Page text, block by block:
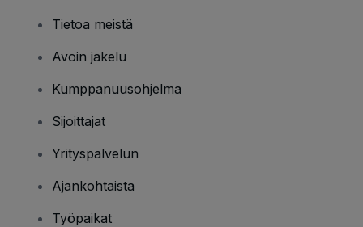
Tietoa meistä
Avoin jakelu
Kumppanuusohjelma
Sijoittajat
Yrityspalvelun
Ajankohtaista
Työpaikat